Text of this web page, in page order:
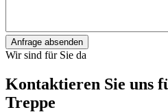
Anfrage absenden
Wir sind für Sie da
Kontaktieren Sie uns
Treppe